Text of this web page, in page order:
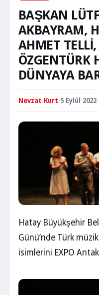
BAŞKAN
AKBAYRAM,
AHMET
ÖZGENTÜRK
DÜNYAYA
Nevzat Kurt·5 Eylül 2022·
Hatay Büyükşehir
Günü’nde Türk
isimlerini EXPO